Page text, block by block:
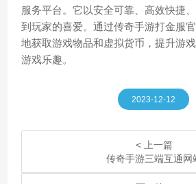
服务平台。它以安全可靠、高效快捷
到玩家的喜爱。通过传奇手游打金服
地获取游戏物品和虚拟货币，提升游
游戏乐趣。
2023-12-12
< 上一篇
传奇手游三端互通网